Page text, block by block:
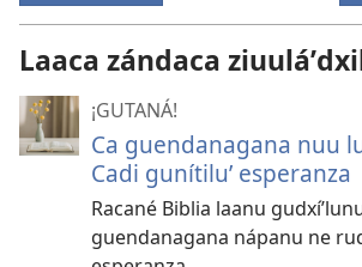
Laaca zándaca
¡GUTANÁ!
Ca guendanagana nuu
Cadi gunítiluʼ esperanza
Racané Biblia laanu
guendanagana nápanu ne